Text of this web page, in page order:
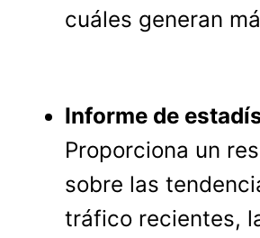
cuáles generan
Informe de
Proporciona un
sobre las
tráfico recientes,